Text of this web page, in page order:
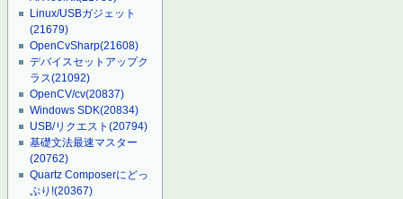
Linux/USBガジェット
(21679)
OpenCvSharp(21608)
デバイスセットアップク
ラス(21092)
OpenCV/cv(20837)
Windows SDK(20834)
USB/リクエスト(20794)
基礎文法最速マスター
(20762)
Quartz Composerにどっ
ぷり!(20367)